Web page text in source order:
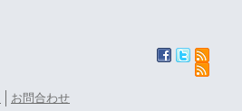
お問合わせ